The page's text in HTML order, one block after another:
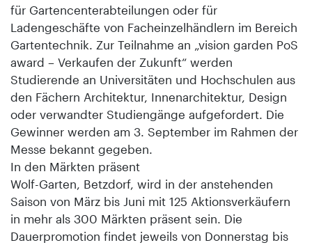
für Gartencenterabteilungen oder für
Ladengeschäfte von Facheinzelhändlern im Bereich
Gartentechnik. Zur Teilnahme an „vision garden PoS
award – Verkaufen der Zukunft“ werden
Studierende an Universitäten und Hochschulen aus
den Fächern Architektur, Innenarchitektur, Design
oder verwandter Studiengänge aufgefordert. Die
Gewinner werden am 3. September im Rahmen der
Messe bekannt gegeben.
In den Märkten präsent
Wolf-Garten, Betzdorf, wird in der anstehenden
Saison von März bis Juni mit 125 Aktionsverkäufern
in mehr als 300 Märkten präsent sein. Die
Dauerpromotion findet jeweils von Donnerstag bis